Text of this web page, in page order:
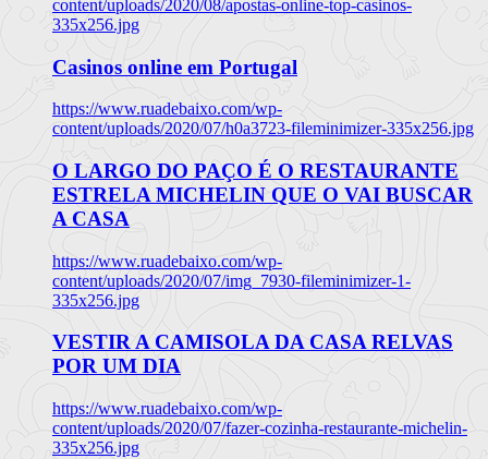
content/uploads/2020/08/apostas-online-top-casinos-
335x256.jpg
Casinos online em Portugal
https://www.ruadebaixo.com/wp-
content/uploads/2020/07/h0a3723-fileminimizer-335x256.jpg
O LARGO DO PAÇO É O RESTAURANTE
ESTRELA MICHELIN QUE O VAI BUSCAR
A CASA
https://www.ruadebaixo.com/wp-
content/uploads/2020/07/img_7930-fileminimizer-1-
335x256.jpg
VESTIR A CAMISOLA DA CASA RELVAS
POR UM DIA
https://www.ruadebaixo.com/wp-
content/uploads/2020/07/fazer-cozinha-restaurante-michelin-
335x256.jpg